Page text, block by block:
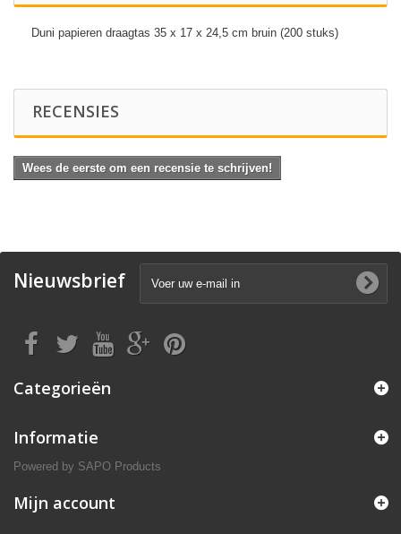
Duni papieren draagtas 35 x 17 x 24,5 cm bruin (200 stuks)
RECENSIES
Wees de eerste om een recensie te schrijven!
Nieuwsbrief
Categorieën
Informatie
Powered by SAPO Products
Mijn account